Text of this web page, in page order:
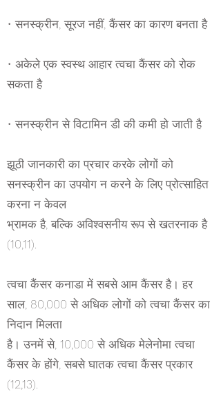
• सनस्क्रीन, सूरज नहीं, कैंसर का कारण बनता है
• अकेले एक स्वस्थ आहार त्वचा कैंसर को रोक
सकता है
• सनस्क्रीन से विटामिन डी की कमी हो जाती है
झूठी जानकारी का प्रचार करके लोगों को
सनस्क्रीन का उपयोग न करने के लिए प्रोत्साहित
करना न केवल
भ्रामक है, बल्कि अविश्वसनीय रूप से खतरनाक है
(10,11).
त्वचा कैंसर कनाडा में सबसे आम कैंसर है। हर
साल, 80,000 से अधिक लोगों को त्वचा कैंसर का
निदान मिलता
है। उनमें से, 10,000 से अधिक मेलेनोमा त्वचा
कैंसर के होंगे, सबसे घातक त्वचा कैंसर प्रकार
(12,13).